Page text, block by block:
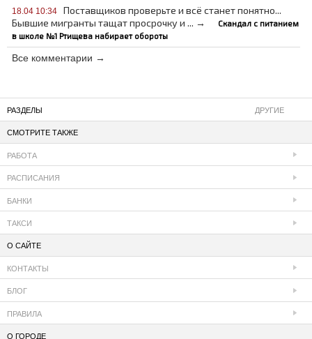
18.04 10:34
Поставщиков проверьте и всё станет понятно...
Бывшие мигранты тащат просрочку и ... →
Скандал с питанием
в школе №1 Ртищева набирает обороты
Все комментарии →
ДРУГИЕ
РАЗДЕЛЫ
СМОТРИТЕ ТАКЖЕ
РАБОТА
РАСПИСАНИЯ
БАНКИ
ТАКСИ
О САЙТЕ
КОНТАКТЫ
БЛОГ
ПРАВИЛА
О ГОРОДЕ